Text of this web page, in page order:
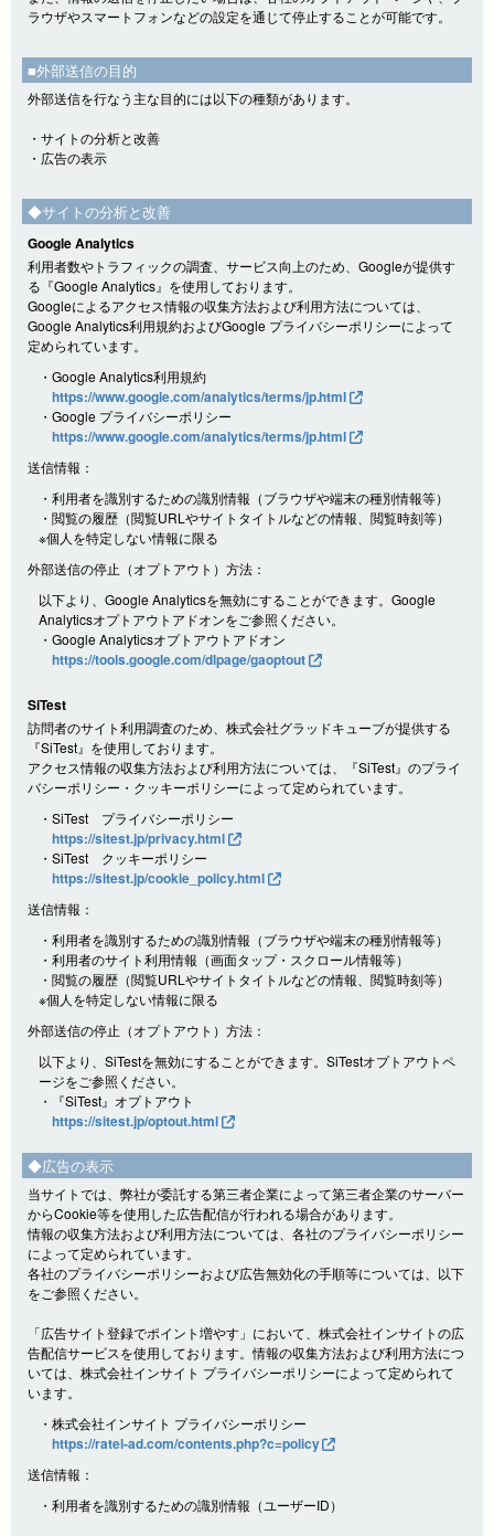
ラウザやスマートフォンなどの設定を通じて停止することが可能です。
■外部送信の目的
外部送信を行なう主な目的には以下の種類があります。
・サイトの分析と改善
・広告の表示
◆サイトの分析と改善
Google Analytics
利用者数やトラフィックの調査、サービス向上のため、Googleが提供す
る『Google Analytics』を使用しております。
Googleによるアクセス情報の収集方法および利用方法については、
Google Analytics利用規約およびGoogle プライバシーポリシーによって
定められています。
・Google Analytics利用規約
https://www.google.com/analytics/terms/jp.html
・Google プライバシーポリシー
https://www.google.com/analytics/terms/jp.html
送信情報：
・利用者を識別するための識別情報（ブラウザや端末の種別情報等）
・閲覧の履歴（閲覧URLやサイトタイトルなどの情報、閲覧時刻等）
※個人を特定しない情報に限る
外部送信の停止（オプトアウト）方法：
以下より、Google Analyticsを無効にすることができます。Google
Analyticsオプトアウトアドオンをご参照ください。
・Google Analyticsオプトアウトアドオン
https://tools.google.com/dlpage/gaoptout
SiTest
訪問者のサイト利用調査のため、株式会社グラッドキューブが提供する
『SiTest』を使用しております。
アクセス情報の収集方法および利用方法については、『SiTest』のプライ
バシーポリシー・クッキーポリシーによって定められています。
・SiTest プライバシーポリシー
https://sitest.jp/privacy.html
・SiTest クッキーポリシー
https://sitest.jp/cookie_policy.html
送信情報：
・利用者を識別するための識別情報（ブラウザや端末の種別情報等）
・利用者のサイト利用情報（画面タップ・スクロール情報等）
・閲覧の履歴（閲覧URLやサイトタイトルなどの情報、閲覧時刻等）
※個人を特定しない情報に限る
外部送信の停止（オプトアウト）方法：
以下より、SiTestを無効にすることができます。SiTestオプトアウトペ
ージをご参照ください。
・『SiTest』オプトアウト
https://sitest.jp/optout.html
◆広告の表示
当サイトでは、弊社が委託する第三者企業によって第三者企業のサーバー
からCookie等を使用した広告配信が行われる場合があります。
情報の収集方法および利用方法については、各社のプライバシーポリシー
によって定められています。
各社のプライバシーポリシーおよび広告無効化の手順等については、以下
をご参照ください。
「広告サイト登録でポイント増やす」において、株式会社インサイトの広
告配信サービスを使用しております。情報の収集方法および利用方法につ
いては、株式会社インサイト プライバシーポリシーによって定められて
います。
・株式会社インサイト プライバシーポリシー
https://ratel-ad.com/contents.php?c=policy
送信情報：
・利用者を識別するための識別情報（ユーザーID）